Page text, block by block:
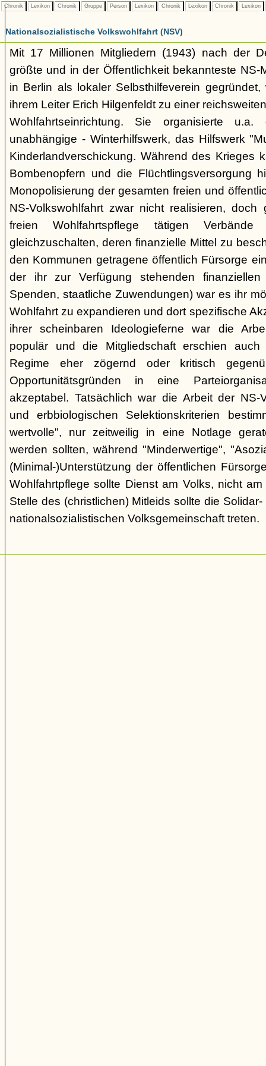
Chronik Lexikon Chronik Gruppe Person Lexikon Chronik Lexikon Chronik Lexikon
Nationalsozialistische Volkswohlfahrt (NSV)
Mit 17 Millionen Mitgliedern (1943) nach der
größte und in der Öffentlichkeit bekannteste NS-
in Berlin als lokaler Selbsthilfeverein
ihrem Leiter Erich Hilgenfeldt zu einer
Wohlfahrtseinrichtung. Sie organisierte
unabhängige - Winterhilfswerk, das Hilfswerk
Kinderlandverschickung. Während des Krieges
Bombenopfern und die Flüchtlingsversorgung
Monopolisierung der gesamten freien und
NS-Volkswohlfahrt zwar nicht realisieren,
freien Wohlfahrtspflege tätigen Verbände
gleichzuschalten, deren finanzielle Mittel zu
den Kommunen getragene öffentlich Fürsorge
der ihr zur Verfügung stehenden finanziellen
Spenden, staatliche Zuwendungen) war es ihr
Wohlfahrt zu expandieren und dort spezifische
ihrer scheinbaren Ideologieferne war die
populär und die Mitgliedschaft erschien
Regime eher zögernd oder kritisch
Opportunitätsgründen in eine
akzeptabel. Tatsächlich war die Arbeit der NS-
und erbbiologischen Selektionskriterien
wertvolle", nur zeitweilig in eine Notlage
werden sollten, während "Minderwertige",
(Minimal-)Unterstützung der öffentlichen
Wohlfahrtpflege sollte Dienst am Volks, nicht
Stelle des (christlichen) Mitleids sollte die
nationalsozialistischen Volksgemeinschaft treten.